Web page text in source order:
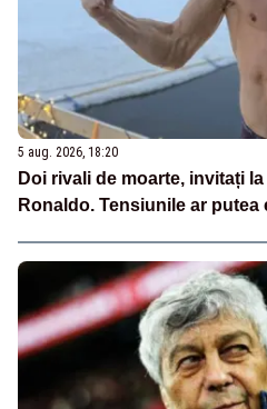
5 aug. 2026, 18:20
Doi rivali de moarte, invitați
Ronaldo. Tensiunile ar putea